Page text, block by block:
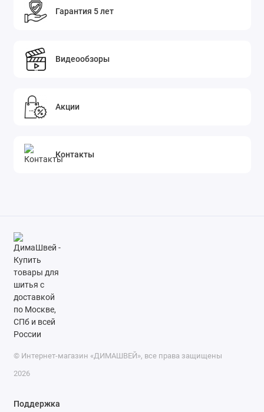
Гарантия 5 лет
Видеообзоры
Акции
Контакты
© Интернет-магазин «ДИМАШВЕЙ», все права защищены
2026
Поддержка